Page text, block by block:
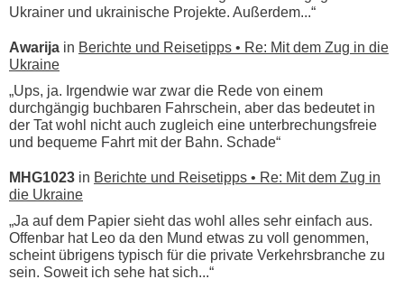
Ukrainer und ukrainische Projekte. Außerdem...“
Awarija in Berichte und Reisetipps • Re: Mit dem Zug in die
Ukraine
„Ups, ja. Irgendwie war zwar die Rede von einem
durchgängig buchbaren Fahrschein, aber das bedeutet in
der Tat wohl nicht auch zugleich eine unterbrechungsfreie
und bequeme Fahrt mit der Bahn. Schade“
MHG1023 in Berichte und Reisetipps • Re: Mit dem Zug in
die Ukraine
„Ja auf dem Papier sieht das wohl alles sehr einfach aus.
Offenbar hat Leo da den Mund etwas zu voll genommen,
scheint übrigens typisch für die private Verkehrsbranche zu
sein. Soweit ich sehe hat sich...“